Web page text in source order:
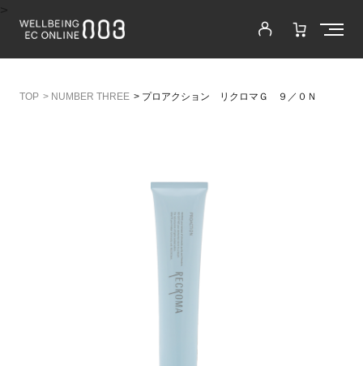
> NUMBER THREE > プロアクション リクロマＧ ９／０Ｎ